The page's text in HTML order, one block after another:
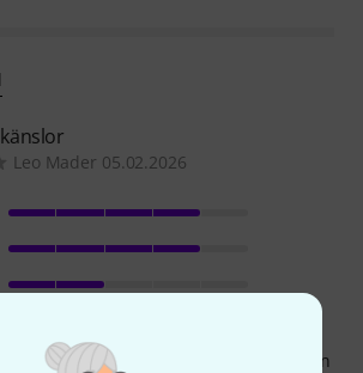
Leo Mader 05.02.2026
Standard från 1989 och en
från 1957 valde jag American